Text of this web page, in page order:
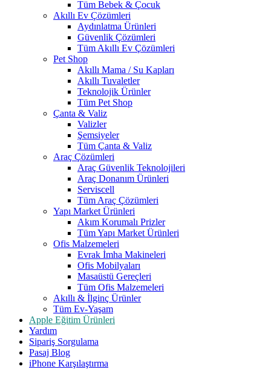
Tüm Bebek & Çocuk
Akıllı Ev Çözümleri
Aydınlatma Ürünleri
Güvenlik Çözümleri
Tüm Akıllı Ev Çözümleri
Pet Shop
Akıllı Mama / Su Kapları
Akıllı Tuvaletler
Teknolojik Ürünler
Tüm Pet Shop
Çanta & Valiz
Valizler
Şemsiyeler
Tüm Çanta & Valiz
Araç Çözümleri
Araç Güvenlik Teknolojileri
Araç Donanım Ürünleri
Serviscell
Tüm Araç Çözümleri
Yapı Market Ürünleri
Akım Korumalı Prizler
Tüm Yapı Market Ürünleri
Ofis Malzemeleri
Evrak İmha Makineleri
Ofis Mobilyaları
Masaüstü Gereçleri
Tüm Ofis Malzemeleri
Akıllı & İlginç Ürünler
Tüm Ev-Yaşam
Apple Eğitim Ürünleri
Yardım
Sipariş Sorgulama
Pasaj Blog
iPhone Karşılaştırma